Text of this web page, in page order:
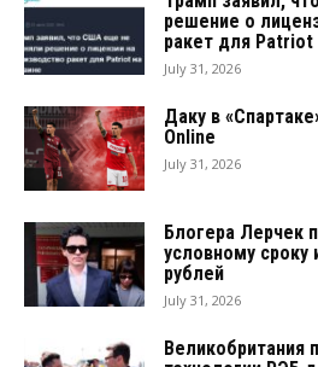
решение о
ракет для Patriot
July 31, 2026
Даку в
Online
July 31, 2026
Блогера Лерчек
условному
рублей
July 31, 2026
Великобритания